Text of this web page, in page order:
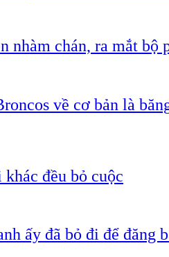
nhàm chán, ra mắt bộ
về cơ bản là
đều bỏ cuộc
ấy đã bỏ đi để đăng